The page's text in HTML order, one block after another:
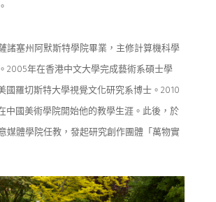
。
諸塞州阿默斯特學院畢業， 主修計算機科學
2005年在香港中文大學完成藝術系碩士學
國羅切斯特大學視覺文化研究系博士。 2010
中國美術學院開始他的教學生涯。 此後 ，於
媒體學院任教，發起研究創作團體「萬物實